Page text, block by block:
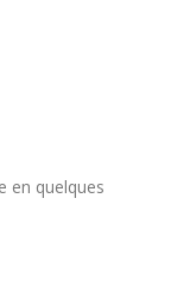
en quelques